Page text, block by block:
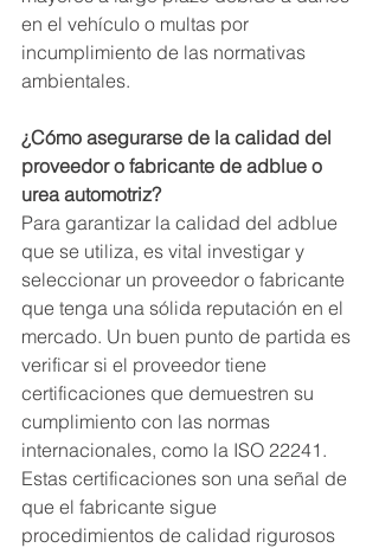
en el vehículo o multas por
incumplimiento de las normativas
ambientales.
¿Cómo asegurarse de la calidad del
proveedor o fabricante de adblue o
urea automotriz?
Para garantizar la calidad del adblue
que se utiliza, es vital investigar y
seleccionar un proveedor o fabricante
que tenga una sólida reputación en el
mercado. Un buen punto de partida es
verificar si el proveedor tiene
certificaciones que demuestren su
cumplimiento con las normas
internacionales, como la ISO 22241.
Estas certificaciones son una señal de
que el fabricante sigue
procedimientos de calidad rigurosos